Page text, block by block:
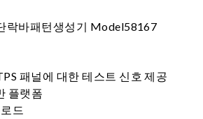
패널에 대한 테스트 신호 제공
플랫폼
드